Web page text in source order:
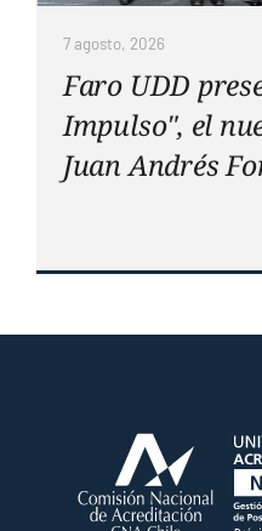
7 agosto, 2026
Faro UDD
Impulso", el
Juan Andrés